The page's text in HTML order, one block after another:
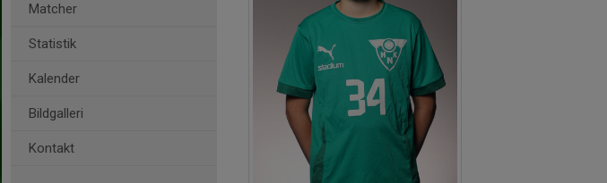
Matcher
Statistik
Kalender
Bildgalleri
Kontakt